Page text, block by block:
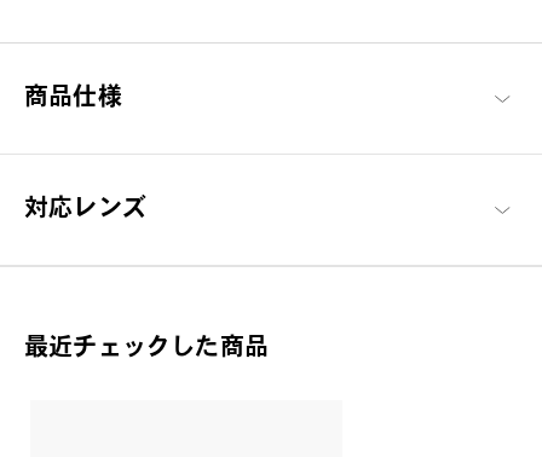
見られる人ほど、選んでいる。
シュさが特徴的なメタルフレーム。動くたびにメタル特有の流れ
K.moriyama 商品一覧へ
商品仕様
対応レンズ
最近チェックした商品